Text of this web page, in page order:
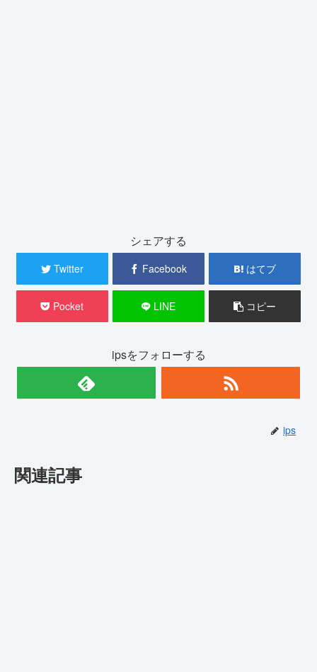
シェアする
Twitter Facebook はてブ
Pocket LINE コピー
ipsをフォローする
ips
関連記事